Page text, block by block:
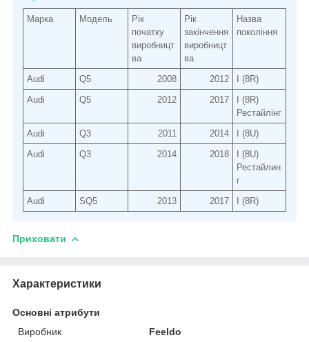
Марка Модель
Рік
початку
виробницт
ва
Рік
закінчення
виробницт
ва
Назва
покоління
Audi Q5 2008 2012
I (8R)
Audi
Q5 2012 2017
I (8R)
Рестайлінг
Audi
Q3 2011 2014
I (8U)
Audi
Q3 2014 2018
I (8U)
Рестайлин
г
Audi
SQ5 2013 2017 I (8R)
Приховати
Характеристики
Основні атрибути
Виробник
Feeldo